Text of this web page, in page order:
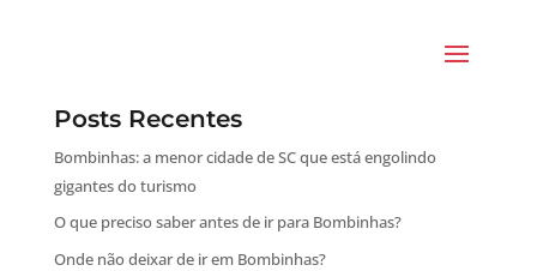
Posts Recentes
Bombinhas: a menor cidade de SC que está engolindo
gigantes do turismo
O que preciso saber antes de ir para Bombinhas?
Onde não deixar de ir em Bombinhas?